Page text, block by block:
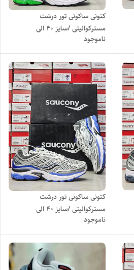
کتونی ساکونی تور درشت
مسترکوالیتی /سایز 40 الی
45/Saucony ProGrid Omni
9/ فروش عمده و تک
ناموجود
کتونی ساکونی تور درشت
مسترکوالیتی /سایز 40 الی
45/Saucony ProGrid Omni
9/ فروش عمده و تک
ناموجود